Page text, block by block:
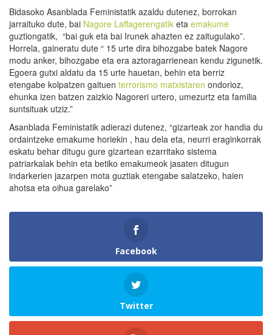
Bidasoko Asanblada Feministatik azaldu dutenez, borrokan
jarraituko dute, bai Nagore Laffagerengatik eta emakume
guztiongatik, “bai guk eta bai Irunek ahazten ez zaitugulako”.
Horrela, gaineratu dute “ 15 urte dira bihozgabe batek Nagore
modu anker, bihozgabe eta era aztoragarrienean kendu zigunetik.
Egoera gutxi aldatu da 15 urte hauetan, behin eta berriz
etengabe kolpatzen gaituen terrorismo matxistaren ondorioz,
ehunka izen batzen zaizkio Nagoreri urtero, umezurtz eta familia
suntsituak utziz.”
Asanblada Feministatik adierazi dutenez, “gizarteak zor handia du
ordaintzeke emakume horiekin , hau dela eta, neurri eraginkorrak
eskatu behar ditugu gure gizartean ezarritako sistema
patriarkalak behin eta betiko emakumeok jasaten ditugun
indarkerien jazarpen mota guztiak etengabe salatzeko, haien
ahotsa eta oihua garelako”
Facebook
Twitter